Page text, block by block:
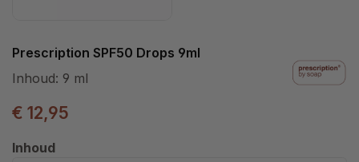
Prescription SPF50 Drops 9ml
Inhoud: 9 ml
€ 12,95
Selecteer
Inhoud